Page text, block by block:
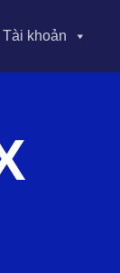
Tài khoản